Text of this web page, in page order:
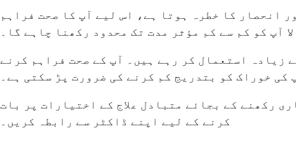
انحصار کا خطرہ ہوتا ہے، اس لیے آپ کا صحت فراہم
آپ کو کم سے کم مؤثر مدت تک محدود رکھنا چاہے گا۔
زیادہ استعمال کر رہے ہیں۔ آپ کے صحت فراہم کرنے
کی خوراک کو بتدریج کم کرنے کی ضرورت پڑ سکتی ہے۔
رکھنے کے بجائے متبادل علاج کے اختیارات پر بات
کرنے کے لیے اپنے ڈاکٹر سے رابطہ کریں۔